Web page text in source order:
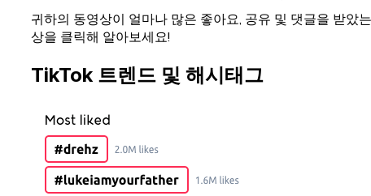
귀하의 동영상이 얼마나 많은 좋아요, 공유 및 댓글을 받았
상을 클릭해 알아보세요!
TikTok 트렌드 및 해시태그